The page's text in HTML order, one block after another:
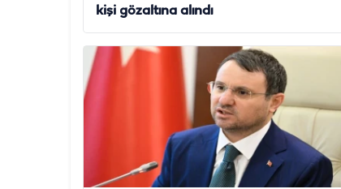
kişi gözaltına alındı